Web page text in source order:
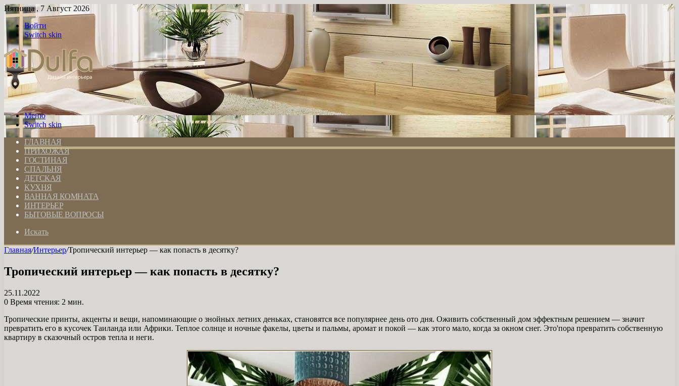
Пятница , 7 Август 2026
Войти
Switch skin
Меню
Switch skin
ГЛАВНАЯ
ПРИХОЖАЯ
ГОСТИНАЯ
СПАЛЬНЯ
ДЕТСКАЯ
КУХНЯ
ВАННАЯ КОМНАТА
ИНТЕРЬЕР
БЫТОВЫЕ ВОПРОСЫ
Искать
Главная/Интерьер/Тропический интерьер — как попасть в десятку?
Тропический интерьер — как попасть в десятку?
25.11.2022
0 Время чтения: 2 мин.
Тропические принты, акценты и вещи, напоминающие о знойных летних деньках, становятся все популярнее день ото дня. Оживить собственный дом эффектным решением — значит
превратить его в кусочек Таиланда или Африки. Теплое солнце и ночные факелы, цветы и пальмы, аромат и покой — как этого мало, когда за окном снег. Это'пора превратить собственную
квартиру в сказочный остров тепла и неги.